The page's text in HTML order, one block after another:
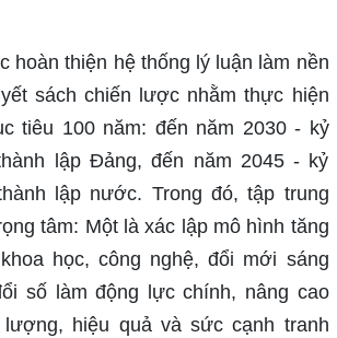
hoàn thiện hệ thống lý luận làm nền
sách chiến lược nhằm thực hiện
tiêu 100 năm: đến năm 2030 - kỷ
lập Đảng, đến năm 2045 - kỷ
lập nước. Trong đó, tập trung
tâm: Một là xác lập mô hình tăng
học, công nghệ, đổi mới sáng
số làm động lực chính, nâng cao
lượng, hiệu quả và sức cạnh tranh